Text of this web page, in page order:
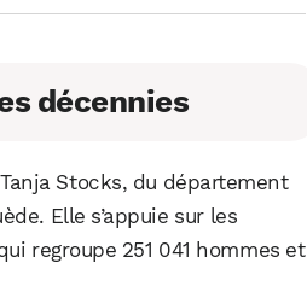
décennies
Stocks, du département
Elle s’appuie sur les
regroupe 251 041 hommes et